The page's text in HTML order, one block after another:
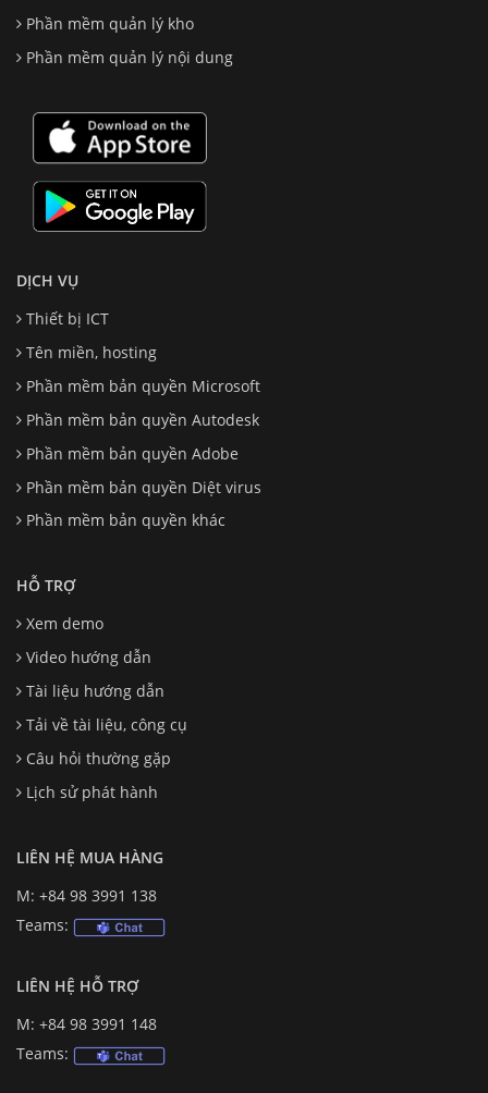
Phần mềm quản lý kho
Phần mềm quản lý nội dung
DỊCH VỤ
Thiết bị ICT
Tên miền, hosting
Phần mềm bản quyền Microsoft
Phần mềm bản quyền Autodesk
Phần mềm bản quyền Adobe
Phần mềm bản quyền Diệt virus
Phần mềm bản quyền khác
HỖ TRỢ
Xem demo
Video hướng dẫn
Tài liệu hướng dẫn
Tải về tài liệu, công cụ
Câu hỏi thường gặp
Lịch sử phát hành
LIÊN HỆ MUA HÀNG
M: +84 98 3991 138
Teams:
LIÊN HỆ HỖ TRỢ
M: +84 98 3991 148
Teams: